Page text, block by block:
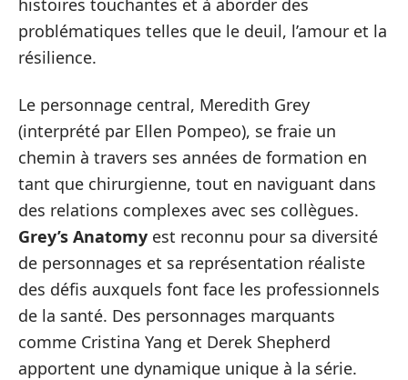
histoires touchantes et à aborder des
problématiques telles que le deuil, l’amour et la
résilience.
Le personnage central, Meredith Grey
(interprété par Ellen Pompeo), se fraie un
chemin à travers ses années de formation en
tant que chirurgienne, tout en naviguant dans
des relations complexes avec ses collègues.
Grey’s Anatomy est reconnu pour sa diversité
de personnages et sa représentation réaliste
des défis auxquels font face les professionnels
de la santé. Des personnages marquants
comme Cristina Yang et Derek Shepherd
apportent une dynamique unique à la série.